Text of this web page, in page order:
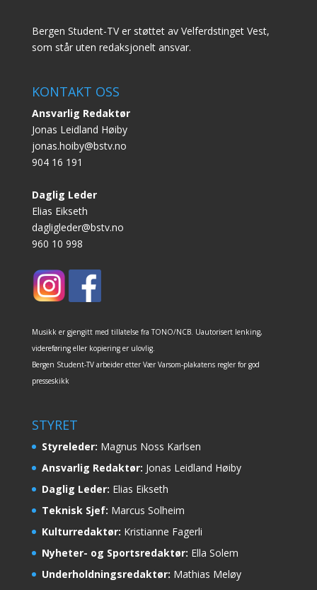
Bergen Student-TV er støttet av Velferdstinget Vest,
som står uten redaksjonelt ansvar.
KONTAKT OSS
Ansvarlig Redaktør
Jonas Leidland Høiby
jonas.hoiby@bstv.no
904 16 191
Daglig Leder
Elias Eikseth
dagligleder@bstv.no
960 10 998
Musikk er gjengitt med tillatelse fra TONO/NCB. Uautorisert lenking,
videreføring eller kopiering er ulovlig.
Bergen Student-TV arbeider etter Vær Varsom-plakatens regler for god
presseskikk
STYRET
Styreleder: Magnus Noss Karlsen
Ansvarlig Redaktør: Jonas Leidland Høiby
Daglig Leder: Elias Eikseth
Teknisk Sjef: Marcus Solheim
Kulturredaktør: Kristianne Fagerli
Nyheter- og Sportsredaktør: Ella Solem
Underholdningsredaktør: Mathias Meløy